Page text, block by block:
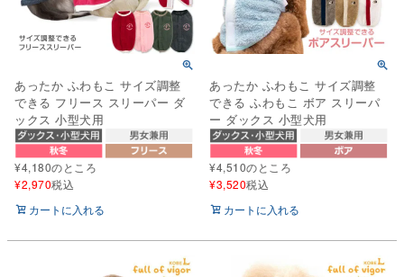
あったか ふわもこ サイズ調整
できる フリース スリーパー ダ
ックス 小型犬用
¥4,180のところ
¥2,970税込
カートに入れる
あったか ふわもこ サイズ調整
できる ふわもこ ボア スリーパ
ー ダックス 小型犬用
¥4,510のところ
¥3,520税込
カートに入れる